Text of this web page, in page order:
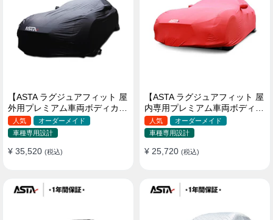
【ASTA ラグジュアフィット 屋
外用プレミアム車両ボディカバ
ー】PUレザー製 オーダーメイ
ド 高級感 裏起毛車カバー 強風
対策
人気
オーダーメイド
車種専用設計
¥ 35,520 (税込)
【ASTA ラグジュアフィット 屋
内専用プレミアム車両ボディカ
バー】オーダーメイド 最高級
生地 柔かい 裏起毛車カバー
人気
オーダーメイド
車種専用設計
¥ 25,720 (税込)